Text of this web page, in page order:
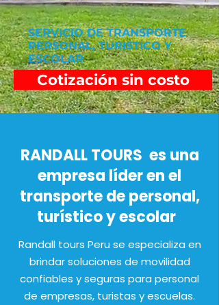
SERVICIO DE TRANSPORTE
PERSONAL, TURISTICO Y
ESCOLAR
Cotización sin costo
RANDALL TOURS es una
empresa líder en el
transporte de personal,
turístico y escolar
Randall tours Peru se especializa en
brindar soluciones de movilidad
confiables y seguras para personal
de empresas, turistas y escuelas.